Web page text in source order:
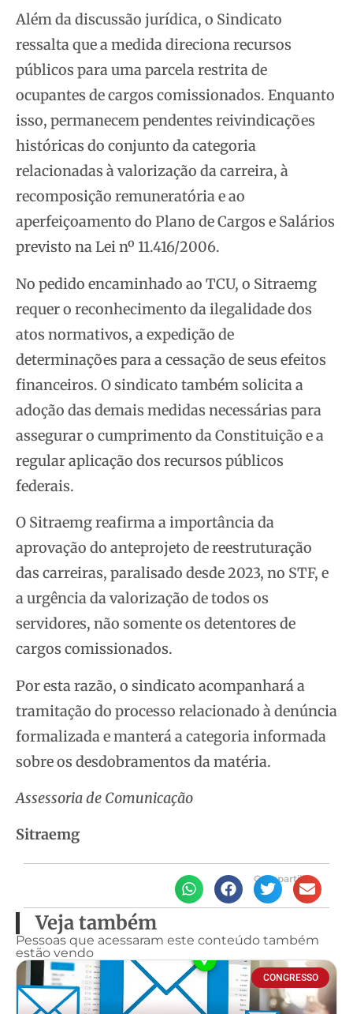
Além da discussão jurídica, o Sindicato
ressalta que a medida direciona recursos
públicos para uma parcela restrita de
ocupantes de cargos comissionados. Enquanto
isso, permanecem pendentes reivindicações
históricas do conjunto da categoria
relacionadas à valorização da carreira, à
recomposição remuneratória e ao
aperfeiçoamento do Plano de Cargos e Salários
previsto na Lei nº 11.416/2006.
No pedido encaminhado ao TCU, o Sitraemg
requer o reconhecimento da ilegalidade dos
atos normativos, a expedição de
determinações para a cessação de seus efeitos
financeiros. O sindicato também solicita a
adoção das demais medidas necessárias para
assegurar o cumprimento da Constituição e a
regular aplicação dos recursos públicos
federais.
O Sitraemg reafirma a importância da
aprovação do anteprojeto de reestruturação
das carreiras, paralisado desde 2023, no STF, e
a urgência da valorização de todos os
servidores, não somente os detentores de
cargos comissionados.
Por esta razão, o sindicato acompanhará a
tramitação do processo relacionado à denúncia
formalizada e manterá a categoria informada
sobre os desdobramentos da matéria.
Assessoria de Comunicação
Sitraemg
Compartilhe
Veja também
Pessoas que acessaram este conteúdo também
estão vendo
CONGRESSO